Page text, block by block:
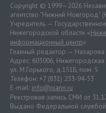
Copyright © 1999—2026
агентство "Нижний
Учредитель —
Нижегородской области «
информационный центр»
Главный редактор — Назарова
Адрес: 603006,
ул. М.Горького, д.151Б, пом. 5
Телефон: +7 (831) 233-94-53
E-mail: info@niann.ru
Реестровая запись СМИ от
Выдано Федеральной